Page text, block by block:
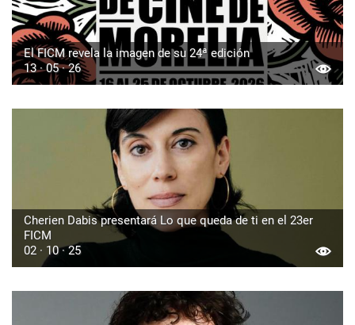
El FICM revela la imagen de su 24ª edición
13 · 05 · 26
Cherien Dabis presentará Lo que queda de ti en el 23er
FICM
02 · 10 · 25